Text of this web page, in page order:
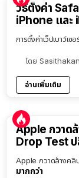
วิธีตั้งค่า
iPhone และ
การตั้งค่าเว็ปเบาว์
โดย
อ่านเพิ่มเติม
Apple กวาด
Drop Test ป
Apple กวาดล้างค
มากกว่า